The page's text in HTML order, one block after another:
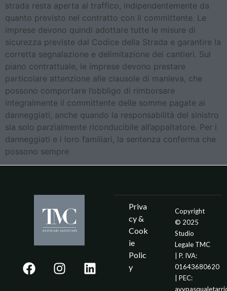
strada resta aperta al traffico, indipendentemente da
quanto previsto nel contratto con il committente. Le
imprese devono quindi adottare tutte le misure di
sicurezza previste dal Codice della Strada e garantire la
corretta segnalazione e delimitazione dei cantieri. Sul
piano contrattuale, le imprese devono prestare
particolare attenzione alle clausole di manleva, che
possono comportare l’obbligo di rimborsare
integralmente il committente delle somme pagate ai
danneggiati, anche quando la responsabilità del sinistro
sia solo parzialmente riconducibile all’appaltatore. Per i
danneggiati e i loro familiari, la sentenza conferma che
possono sempre
Priva
cy &
Cook
ie
Polic
y
Copyright
© 2025
Studio
Legale TMC
| P. IVA:
01643680620
| PEC: